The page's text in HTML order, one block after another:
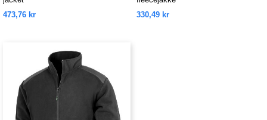
473,76 kr
330,49 kr